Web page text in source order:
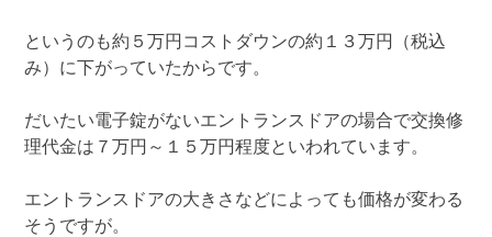
というのも約５万円コストダウンの約１３万円（税込
み）に下がっていたからです。
だいたい電子錠がないエントランスドアの場合で交換修
理代金は７万円～１５万円程度といわれています。
エントランスドアの大きさなどによっても価格が変わる
そうですが。